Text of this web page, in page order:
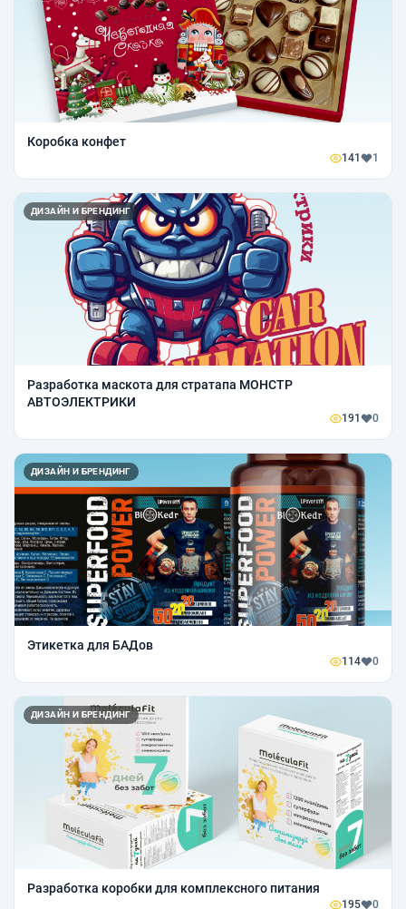
Коробка конфет
141 1
ДИЗАЙН И БРЕНДИНГ
Разработка маскота для стратапа МОНСТР
АВТОЭЛЕКТРИКИ
191 0
ДИЗАЙН И БРЕНДИНГ
Этикетка для БАДов
114 0
ДИЗАЙН И БРЕНДИНГ
Разработка коробки для комплексного питания
195 0